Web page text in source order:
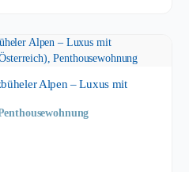
Alpen – Luxus mit